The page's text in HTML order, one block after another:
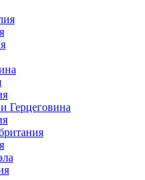
Герцеговина